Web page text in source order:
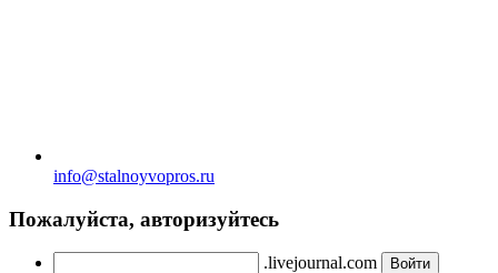
info@stalnoyvopros.ru
Пожалуйста, авторизуйтесь
.livejournal.com